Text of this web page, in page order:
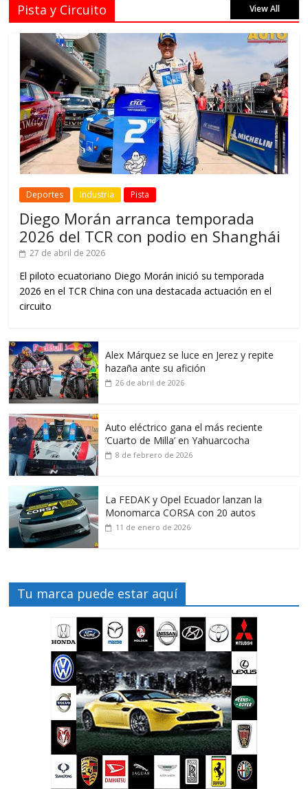
Pista y Circuito View All
Deportes Industria Pista
Diego Morán arranca temporada
2026 del TCR con podio en Shanghái
27 de abril de 2026
El piloto ecuatoriano Diego Morán inició su temporada
2026 en el TCR China con una destacada actuación en el
circuito
Alex Márquez se luce en Jerez y repite
hazaña ante su afición
26 de abril de 2026
Auto eléctrico gana el más reciente
‘Cuarto de Milla’ en Yahuarcocha
8 de febrero de 2026
La FEDAK y Opel Ecuador lanzan la
Monomarca CORSA con 20 autos
11 de enero de 2026
Tu marca puede estar aquí